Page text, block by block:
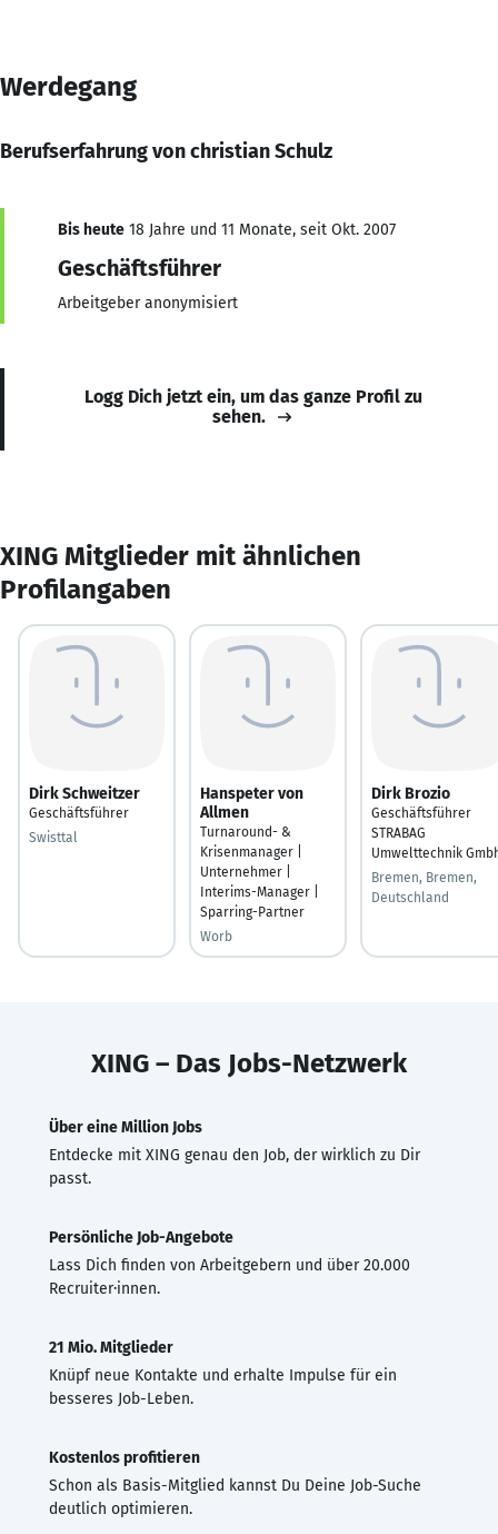
Werdegang
Berufserfahrung von christian Schulz
Bis heute 18 Jahre und 11 Monate, seit Okt. 2007
Geschäftsführer
Arbeitgeber anonymisiert
Logg Dich jetzt ein, um das ganze Profil zu
sehen.
XING Mitglieder mit ähnlichen
Profilangaben
Dirk Schweitzer
Geschäftsführer
Swisttal
Hanspeter von
Allmen
Turnaround- &
Krisenmanager |
Unternehmer |
Interims-Manager |
Sparring-Partner
Worb
Dirk Brozio
Geschäftsführer
STRABAG
Umwelttechnik
Bremen, Bremen,
Deutschland
XING – Das Jobs-Netzwerk
Über eine Million Jobs
Entdecke mit XING genau den Job, der wirklich zu Dir
passt.
Persönliche Job-Angebote
Lass Dich finden von Arbeitgebern und über 20.000
Recruiter·innen.
21 Mio. Mitglieder
Knüpf neue Kontakte und erhalte Impulse für ein
besseres Job-Leben.
Kostenlos profitieren
Schon als Basis-Mitglied kannst Du Deine Job-Suche
deutlich optimieren.